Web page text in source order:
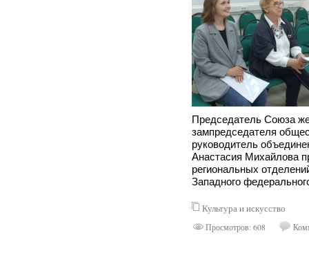
Председатель Союза
зампредседателя
руководитель
Анастасия Михайлова
региональных
Западного
Культура и искусство
Просмотров: 608